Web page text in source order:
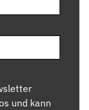
und kann